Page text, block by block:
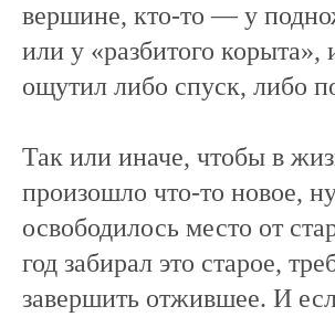
вершине, кто-то — у
или у «разбитого
ощутил либо спуск, либо
Так или иначе, чтобы в
произошло что-то новое,
освободилось место от
год забирал это старое,
завершить отжившее. И